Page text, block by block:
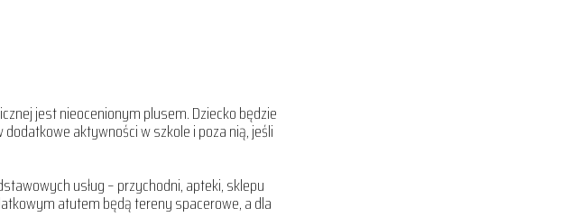
jest nieocenionym plusem. Dziecko będzie
aktywności w szkole i poza nią, jeśli
usług – przychodni, apteki, sklepu
atutem będą tereny spacerowe, a dla